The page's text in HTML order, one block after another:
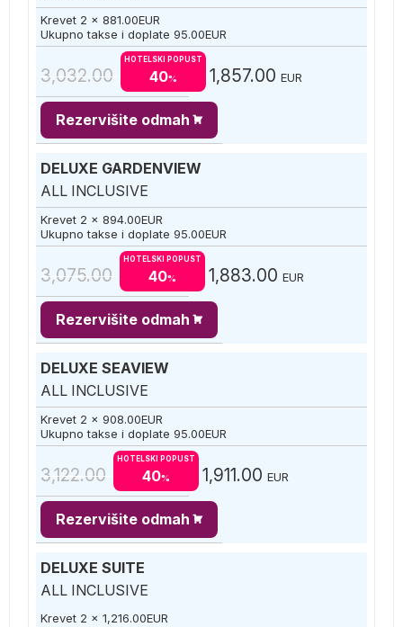
Krevet 2 x 881.00EUR
Ukupno takse i doplate 95.00EUR
3,032.00
HOTELSKI POPUST
40% 1,857.00 EUR
Rezervišite odmah
DELUXE GARDENVIEW
ALL INCLUSIVE
Krevet 2 x 894.00EUR
Ukupno takse i doplate 95.00EUR
3,075.00
HOTELSKI POPUST
40% 1,883.00 EUR
Rezervišite odmah
DELUXE SEAVIEW
ALL INCLUSIVE
Krevet 2 x 908.00EUR
Ukupno takse i doplate 95.00EUR
3,122.00
HOTELSKI POPUST
40% 1,911.00 EUR
Rezervišite odmah
DELUXE SUITE
ALL INCLUSIVE
Krevet 2 x 1,216.00EUR